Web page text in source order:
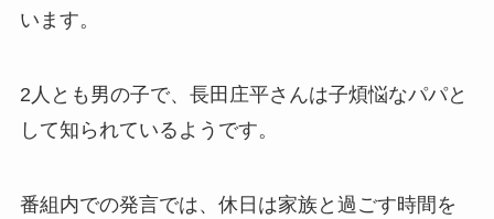
います。
2人とも男の子で、長田庄平さんは子煩悩なパパと
して知られているようです。
番組内での発言では、休日は家族と過ごす時間を